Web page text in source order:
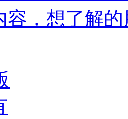
容，想了解